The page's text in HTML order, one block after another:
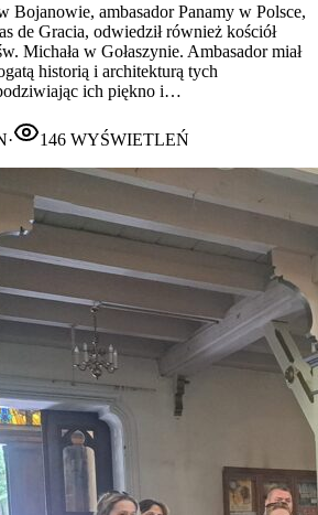
Bojanowie, ambasador Panamy w Polsce,
de Gracia, odwiedził również kościół
Michała w Gołaszynie. Ambasador miał
historią i architekturą tych
ich piękno i…
· 146 WYŚWIETLEŃ